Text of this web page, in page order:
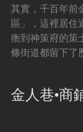
其實，千百年前
區」，這裡居
衡到神策府的策
條街道都留下了
金人巷•商